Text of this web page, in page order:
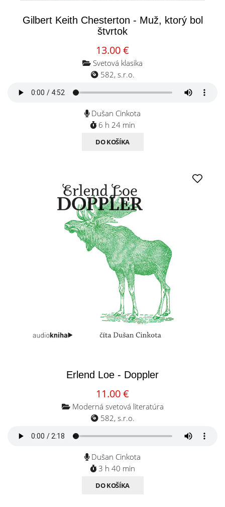
Gilbert Keith Chesterton - Muž, ktorý bol
štvrtok
13.00 €
Svetová klasika
582, s.r.o.
Dušan Cinkota
6 h 24 min
DO KOŠÍKA
Erlend Loe - Doppler
11.00 €
Moderná svetová literatúra
582, s.r.o.
Dušan Cinkota
3 h 40 min
DO KOŠÍKA